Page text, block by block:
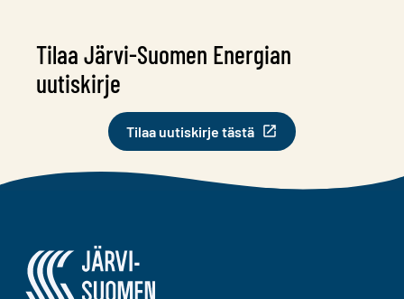
Tilaa Järvi-Suomen Energian
uutiskirje
Tilaa uutiskirje tästä
Järvi-Suomen Energia